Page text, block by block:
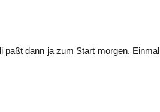
paßt dann ja zum Start morgen. Einmal